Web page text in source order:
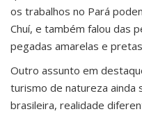
os trabalhos no Pará
Chuí, e também falou das
pegadas amarelas e
Outro assunto em
turismo de natureza ainda
brasileira, realidade